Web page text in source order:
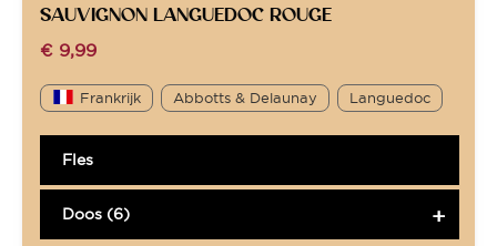
SAUVIGNON LANGUEDOC ROUGE
€ 9,99
Frankrijk Abbotts & Delaunay Languedoc
Fles
Doos (6)